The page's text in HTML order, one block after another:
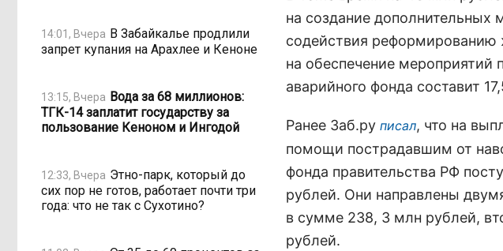
14:01, Вчера В Забайкалье продлили
запрет купания на Арахлее и Кеноне
13:15, Вчера Вода за 68 миллионов:
ТГК-14 заплатит государству за
пользование Кеноном и Ингодой
12:33, Вчера Этно-парк, который до
сих пор не готов, работает почти три
года: что не так с Сухотино?
на создание дополнительных
содействия
на обеспечение мероприятий
аварийного фонда составит
Ранее Заб.ру писал, что на
помощи пострадавшим от
фонда правительства РФ
рублей. Они направлены
в сумме 238, 3 млн рублей,
рублей.